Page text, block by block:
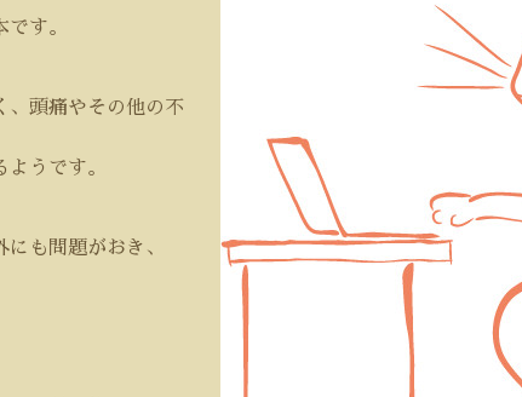
す。
、頭痛やその他の不
うです。
も問題がおき、